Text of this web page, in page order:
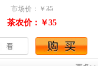
市场价：￥ 35
茶农价：￥35